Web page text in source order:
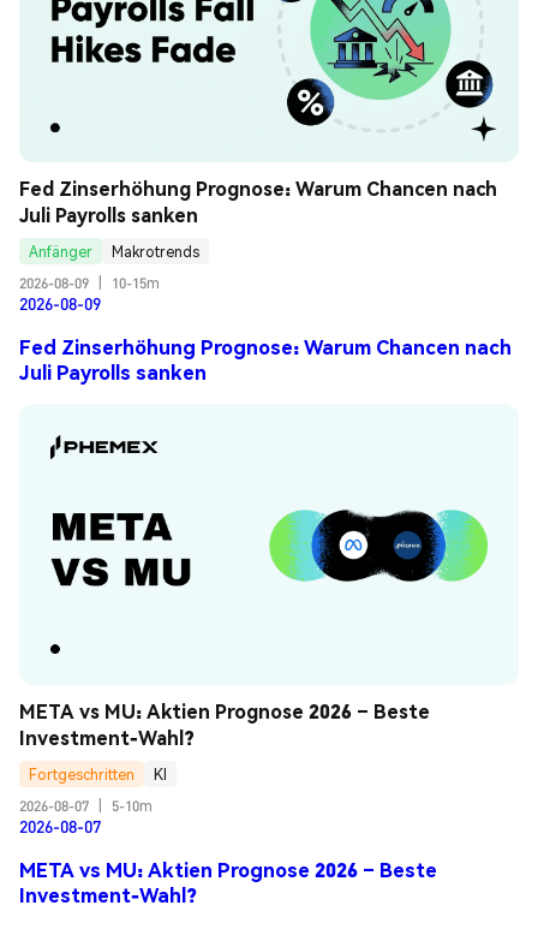
Fed Zinserhöhung Prognose: Warum Chancen nach
Juli Payrolls sanken
Anfänger
Makrotrends
2026-08-09
10-15m
2026-08-09
Fed Zinserhöhung Prognose: Warum Chancen nach
Juli Payrolls sanken
META vs MU: Aktien Prognose 2026 – Beste
Investment-Wahl?
Fortgeschritten
KI
2026-08-07
5-10m
2026-08-07
META vs MU: Aktien Prognose 2026 – Beste
Investment-Wahl?